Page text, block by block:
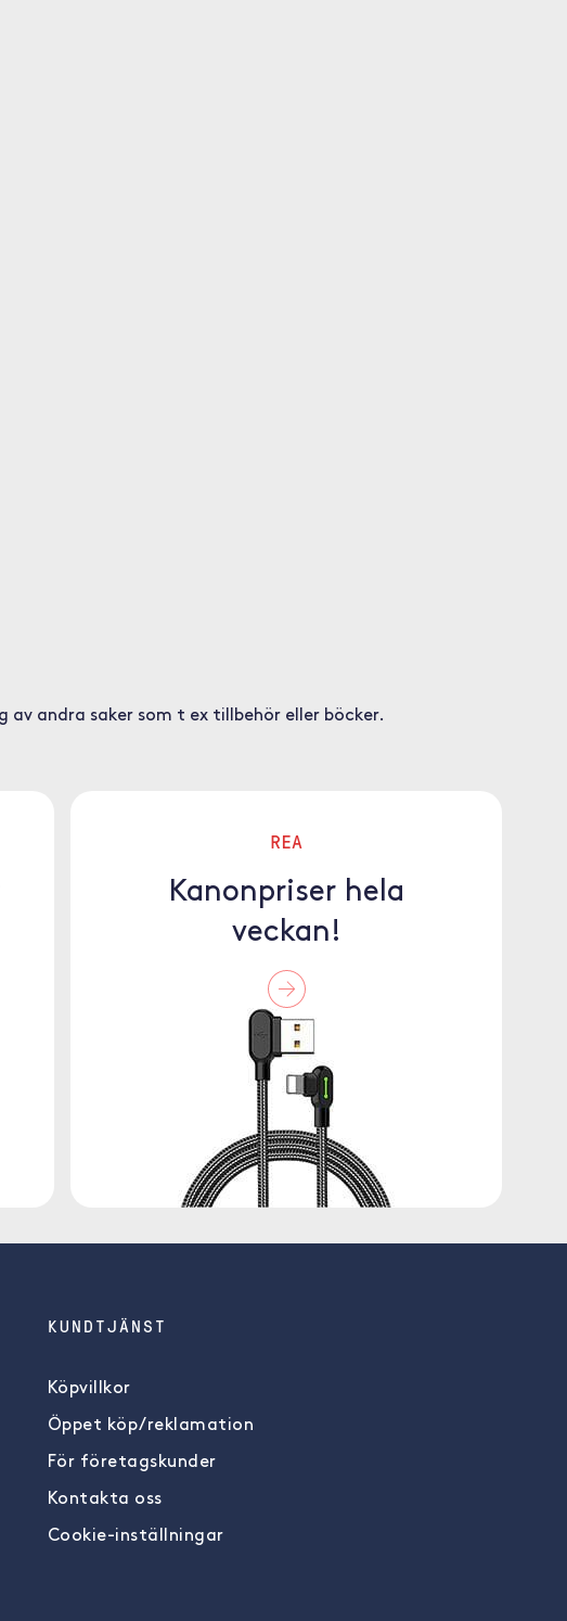
andra saker som t ex tillbehör eller böcker.
REA
Kanonpriser hela
veckan!
KUNDTJÄNST
Köpvillkor
Öppet köp/reklamation
För företagskunder
Kontakta oss
Cookie-inställningar